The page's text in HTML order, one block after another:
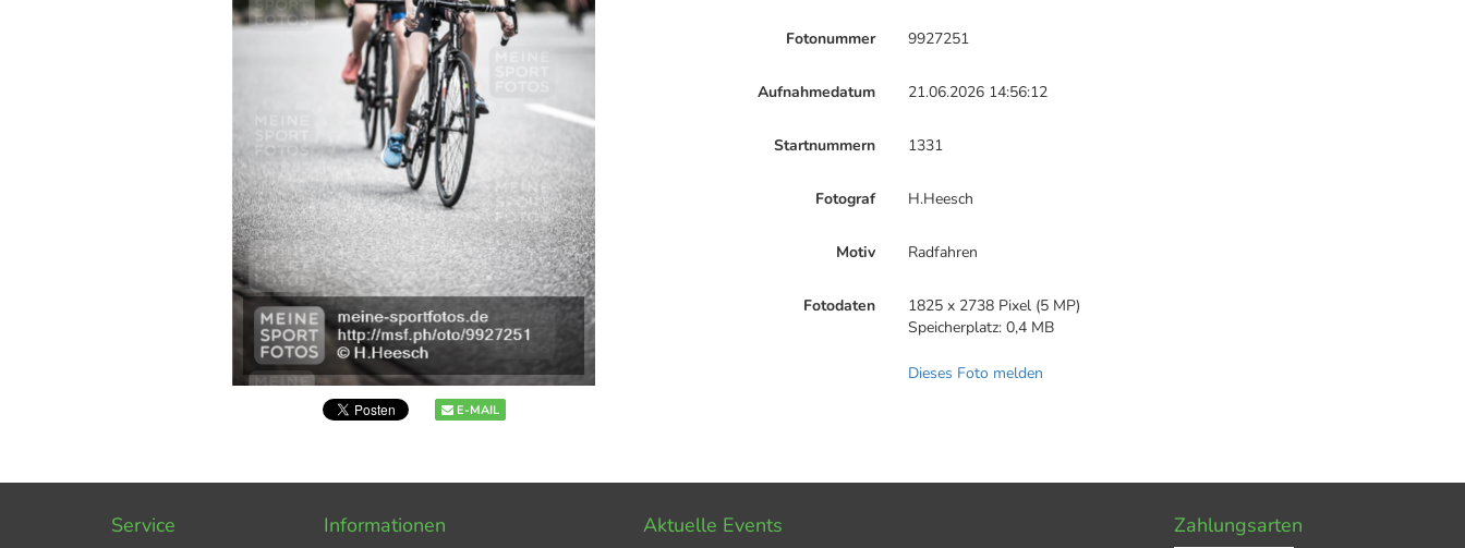
E-MAIL
Fotonummer 9927251
Aufnahmedatum 21.06.2026 14:56:12
Startnummern 1331
Fotograf H.Heesch
Motiv Radfahren
Fotodaten
1825 x 2738 Pixel (5 MP)
Speicherplatz: 0,4 MB
Dieses Foto melden
Service Informationen Aktuelle Events Zahlungsarten